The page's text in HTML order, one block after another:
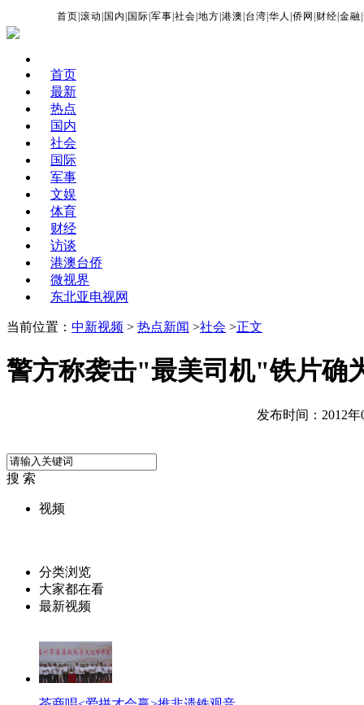
首页 |滚动 国内 国际 |军事 |社会 |地方 |港澳 台湾 |华人 |侨网 财经 |金融 |
首页
最新
热点
国内
社会
国际
军事
文娱
体育
财经
访谈
港澳台侨
微视界
东北亚电视网
当前位置： 中新视频 > 热点新闻 >社会 >正文
警方称袭击"最美司机"铁片确
发布时间：2012年
搜 索
视频
分类浏览
大家都在看
最新视频